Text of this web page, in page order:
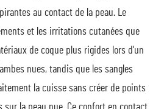
au contact de la peau. Le
et les irritations cutanées que
de coque plus rigides lors d’un
nues, tandis que les sangles
la cuisse sans créer de points